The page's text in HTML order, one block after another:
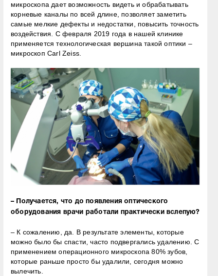
микроскопа дает возможность видеть и обрабатывать
корневые каналы по всей длине, позволяет заметить
самые мелкие дефекты и недостатки, повысить точность
воздействия. С февраля 2019 года в нашей клинике
применяется технологическая вершина такой оптики –
микроскоп Carl Zeiss.
– Получается, что до появления оптического
оборудования врачи работали практически вслепую?
– К сожалению, да. В результате элементы, которые
можно было бы спасти, часто подвергались удалению. С
применением операционного микроскопа 80% зубов,
которые раньше просто бы удалили, сегодня можно
вылечить.